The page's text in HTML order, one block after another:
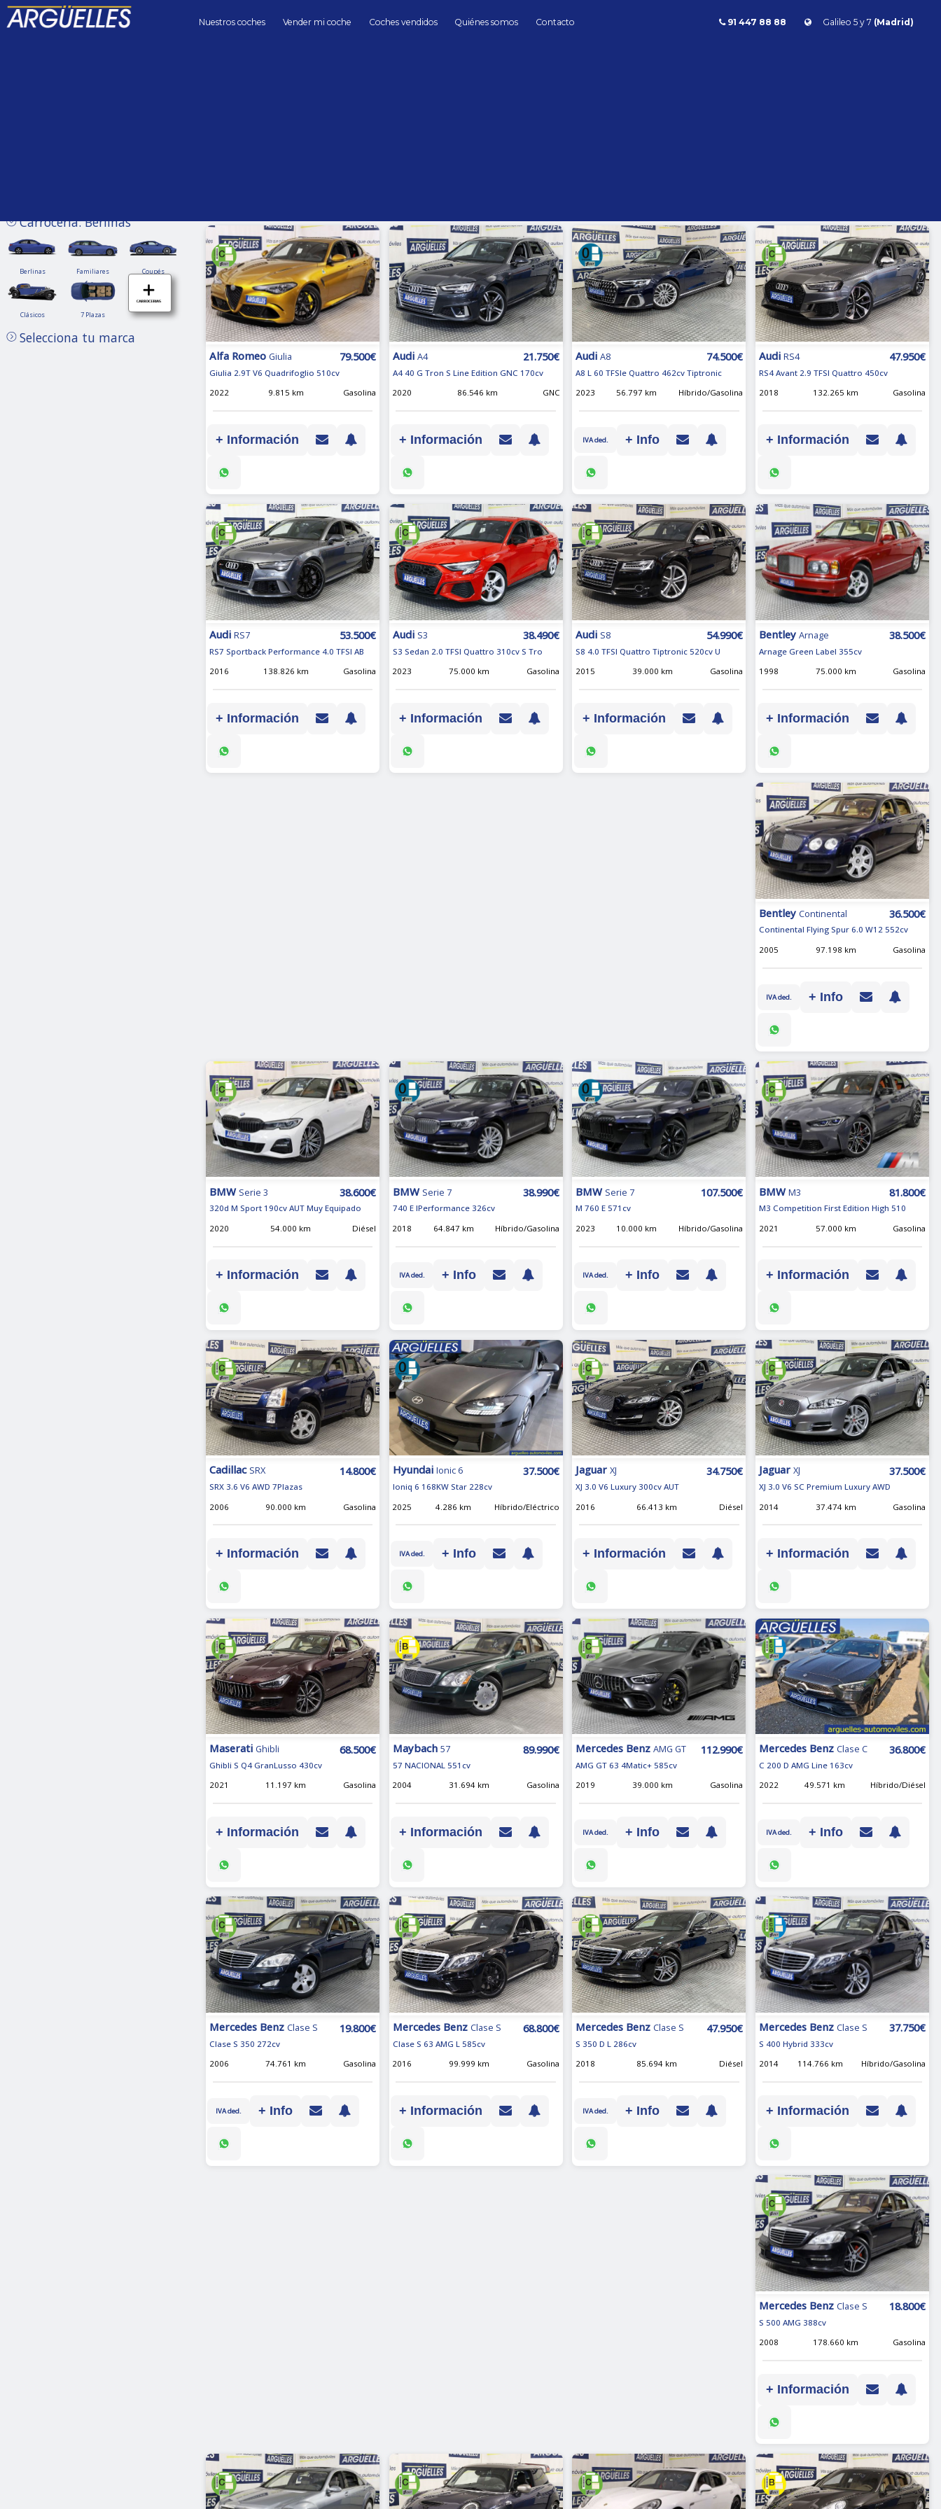
Nuestros coches Vender mi coche Coches vendidos Quiénes somos Contacto 91 447 88 88 Galileo 5 y 7 (Madrid)
Alfa Romeo Giulia 79.500€
Giulia 2.9T V6 Quadrifoglio 510cv
2022
9.815 km Gasolina
+ Información
Audi A4 21.750€
A4 40 G Tron S Line Edition GNC 170cv
2020
86.546 km GNC
+ Información
Audi A8 74.500€
A8 L 60 TFSIe Quattro 462cv Tiptronic
2023
56.797 km Híbrido/Gasolina
IVA ded. + Info
Audi RS4 47.950€
RS4 Avant 2.9 TFSI Quattro 450cv
2018
132.265 km Gasolina
+ Información
Audi RS7 53.500€
RS7 Sportback Performance 4.0 TFSI AB
2016
138.826 km Gasolina
+ Información
Audi S3 38.490€
S3 Sedan 2.0 TFSI Quattro 310cv S Tro
2023
75.000 km Gasolina
+ Información
Audi S8 54.990€
S8 4.0 TFSI Quattro Tiptronic 520cv U
2015
39.000 km Gasolina
+ Información
Bentley Arnage 38.500€
Arnage Green Label 355cv
1998
75.000 km Gasolina
+ Información
Bentley Continental 36.500€
Continental Flying Spur 6.0 W12 552cv
2005
97.198 km Gasolina
IVA ded. + Info
BMW Serie 3 38.600€
320d M Sport 190cv AUT Muy Equipado
2020
54.000 km Diésel
+ Información
BMW Serie 7 38.990€
740 E IPerformance 326cv
2018
64.847 km Híbrido/Gasolina
IVA ded. + Info
BMW Serie 7 107.500€
M 760 E 571cv
2023
10.000 km Híbrido/Gasolina
IVA ded. + Info
BMW M3 81.800€
M3 Competition First Edition High 510
2021
57.000 km Gasolina
+ Información
Cadillac SRX 14.800€
SRX 3.6 V6 AWD 7Plazas
2006
90.000 km Gasolina
+ Información
Hyundai Ionic 6 37.500€
Ioniq 6 168KW Star 228cv
2025
4.286 km Híbrido/Eléctrico
IVA ded. + Info
Jaguar XJ 34.750€
XJ 3.0 V6 Luxury 300cv AUT
2016
66.413 km Diésel
+ Información
Jaguar XJ 37.500€
XJ 3.0 V6 SC Premium Luxury AWD
2014
37.474 km Gasolina
+ Información
Maserati Ghibli 68.500€
Ghibli S Q4 GranLusso 430cv
2021
11.197 km Gasolina
+ Información
Maybach 57 89.990€
57 NACIONAL 551cv
2004
31.694 km Gasolina
+ Información
Mercedes Benz AMG GT 112.990€
AMG GT 63 4Matic+ 585cv
2019
39.000 km Gasolina
IVA ded. + Info
Mercedes Benz Clase C 36.800€
C 200 D AMG Line 163cv
2022
49.571 km Híbrido/Diésel
IVA ded. + Info
Mercedes Benz Clase S 19.800€
Clase S 350 272cv
2006
74.761 km Gasolina
IVA ded. + Info
Mercedes Benz Clase S 68.800€
Clase S 63 AMG L 585cv
2016
99.999 km Gasolina
+ Información
Mercedes Benz Clase S 47.950€
S 350 D L 286cv
2018
85.694 km Diésel
IVA ded. + Info
Mercedes Benz Clase S 37.750€
S 400 Hybrid 333cv
2014
114.766 km Híbrido/Gasolina
+ Información
Mercedes Benz Clase S 18.800€
S 500 AMG 388cv
2008
178.660 km Gasolina
+ Información
Carrocería: Berlinas
BerlinasBerlinasFamiliares CoupésCoupés
ClásicosClásicos7 Plazas7
Selecciona tu marca